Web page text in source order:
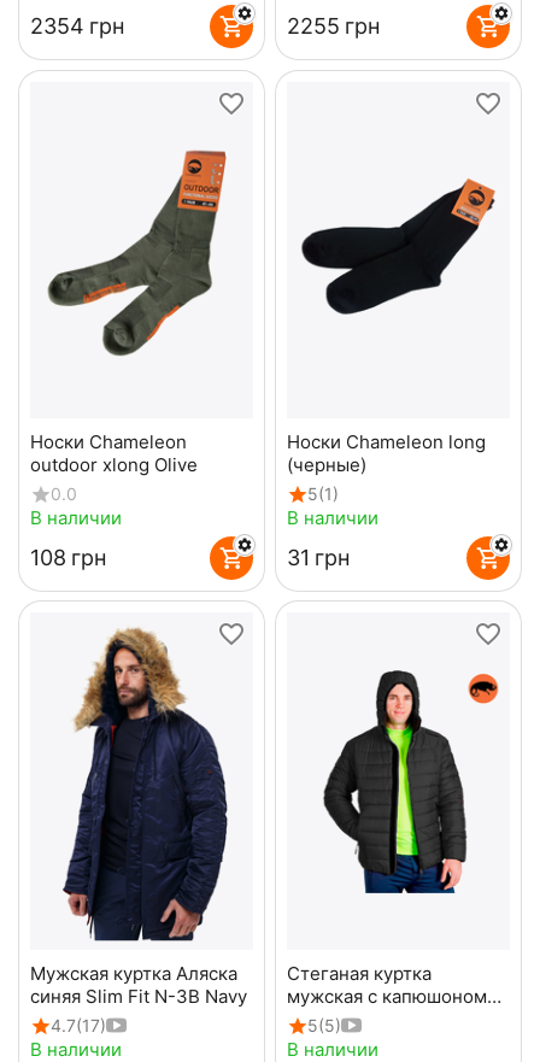
‍2354‍ грн ‍2255‍ грн
Носки Chameleon
outdoor xlong Olive
0.0
В наличии
‍108‍ грн
Носки Chameleon long
(черные)
5(1)
В наличии
‍31‍ грн
Мужская куртка Аляска
синяя Slim Fit N-3B Navy
4.7(17)
В наличии
Стеганая куртка
мужская с капюшоном
Maximus Black черная
5(5)
В наличии